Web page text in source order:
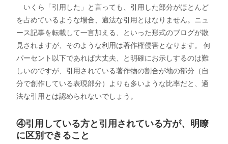
いくら「引用した」と言っても、引用した部分がほとんど
を占めているような場合、適法な引用とはなりません。ニュ
ース記事を転載して一言加える、といった形式のブログが散
見されますが、そのような利用は著作権侵害となります。 何
パーセント以下であれば大丈夫、と明確にお示しするのは難
しいのですが、引用されている著作物の割合が地の部分（自
分で創作している表現部分）よりも多いような比率だと、適
法な引用とは認められないでしょう。
④引用している方と引用されている方が、明瞭
に区別できること